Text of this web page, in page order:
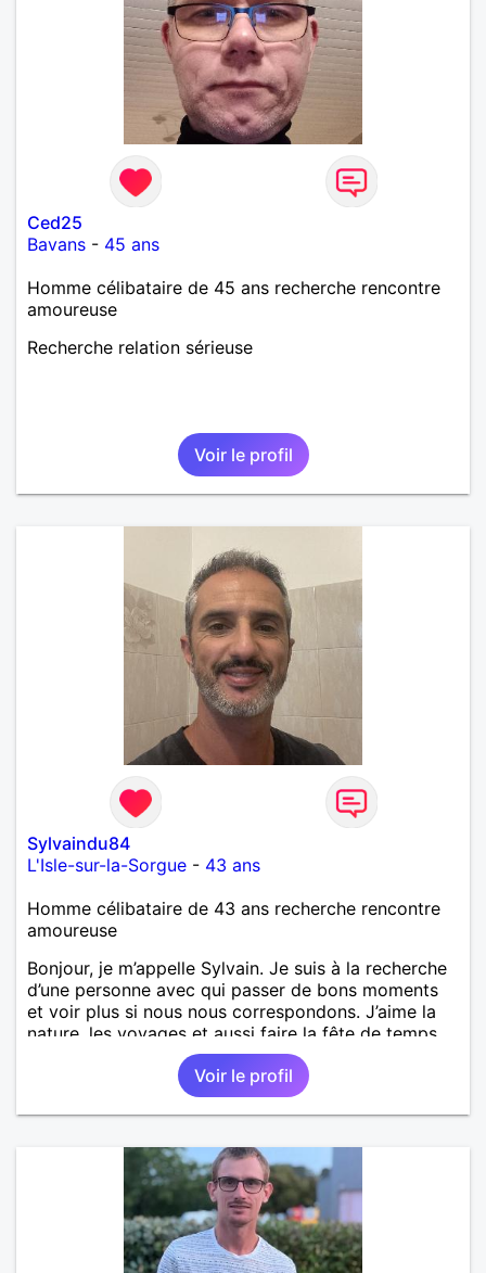
Ced25
Bavans - 45 ans
Homme célibataire de 45 ans recherche rencontre
amoureuse
Recherche relation sérieuse
Voir le profil
Sylvaindu84
L'Isle-sur-la-Sorgue - 43 ans
Homme célibataire de 43 ans recherche rencontre
amoureuse
Bonjour, je m’appelle Sylvain. Je suis à la recherche
d’une personne avec qui passer de bons moments
et voir plus si nous nous correspondons. J’aime la
nature, les voyages et aussi faire la fête de temps
en temps ;-)Je suis papa d’un petit garçon de 7 ans
dont je m’occupe en garde alternée. J’aime à peu
près tous les styles de musique. (Oui je suis pas
trop fan de Jul). Je fais du sport pour garder la
pense en tout cas 😂)
Voir le profil